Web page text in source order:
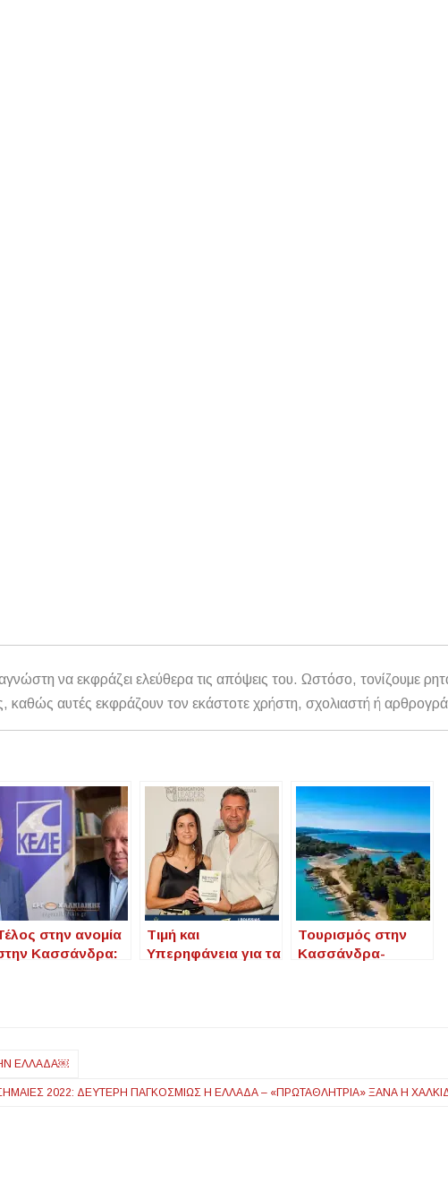
να εκφράζει ελεύθερα τις απόψεις του. Ωστόσο, τονίζουμε
καθώς αυτές εκφράζουν τον εκάστοτε χρήστη, σχολιαστή ή
στην ανομία
Κασσάνδρα:
Τιμή και
Υπερηφάνεια για τα
Τουρισμός στην
Κασσάνδρα-
ΕΛΛΆΔΑ￼
2022: ΔΕΎΤΕΡΗ ΠΑΓΚΟΣΜΊΩΣ Η ΕΛΛΆΔΑ – «ΠΡΩΤΑΘΛΉΤΡΙΑ» ΞΑΝΆ Η